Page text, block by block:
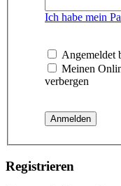
Ich habe mein
Angemeldet
Meinen
verbergen
Registrieren